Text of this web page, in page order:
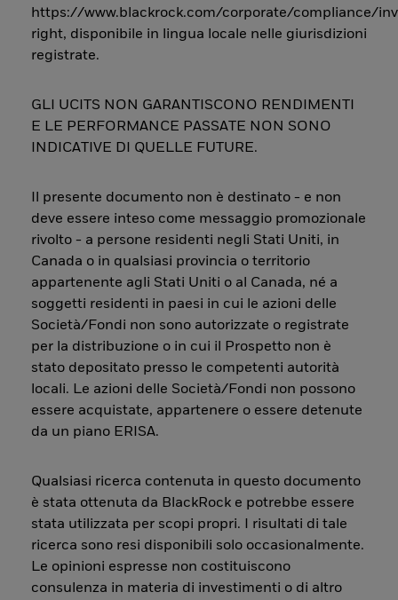
https://www.blackrock.com/corporate/compliance/
right, disponibile in lingua locale nelle giurisdizioni
registrate.
GLI UCITS NON GARANTISCONO RENDIMENTI
E LE PERFORMANCE PASSATE NON SONO
INDICATIVE DI QUELLE FUTURE.
Il presente documento non è destinato - e non
deve essere inteso come messaggio promozionale
rivolto - a persone residenti negli Stati Uniti, in
Canada o in qualsiasi provincia o territorio
appartenente agli Stati Uniti o al Canada, né a
soggetti residenti in paesi in cui le azioni delle
Società/Fondi non sono autorizzate o registrate
per la distribuzione o in cui il Prospetto non è
stato depositato presso le competenti autorità
locali. Le azioni delle Società/Fondi non possono
essere acquistate, appartenere o essere detenute
da un piano ERISA.
Qualsiasi ricerca contenuta in questo documento
è stata ottenuta da BlackRock e potrebbe essere
stata utilizzata per scopi propri. I risultati di tale
ricerca sono resi disponibili solo occasionalmente.
Le opinioni espresse non costituiscono
consulenza in materia di investimenti o di altro